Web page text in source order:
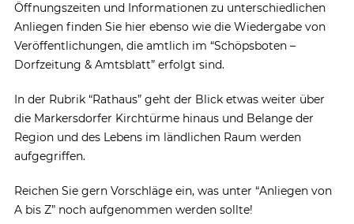
Öffnungszeiten und Informationen zu unterschiedlichen
Anliegen finden Sie hier ebenso wie die Wiedergabe von
Veröffentlichungen, die amtlich im “Schöpsboten –
Dorfzeitung & Amtsblatt” erfolgt sind.
In der Rubrik “Rathaus” geht der Blick etwas weiter über
die Markersdorfer Kirchtürme hinaus und Belange der
Region und des Lebens im ländlichen Raum werden
aufgegriffen.
Reichen Sie gern Vorschläge ein, was unter “Anliegen von
A bis Z” noch aufgenommen werden sollte!